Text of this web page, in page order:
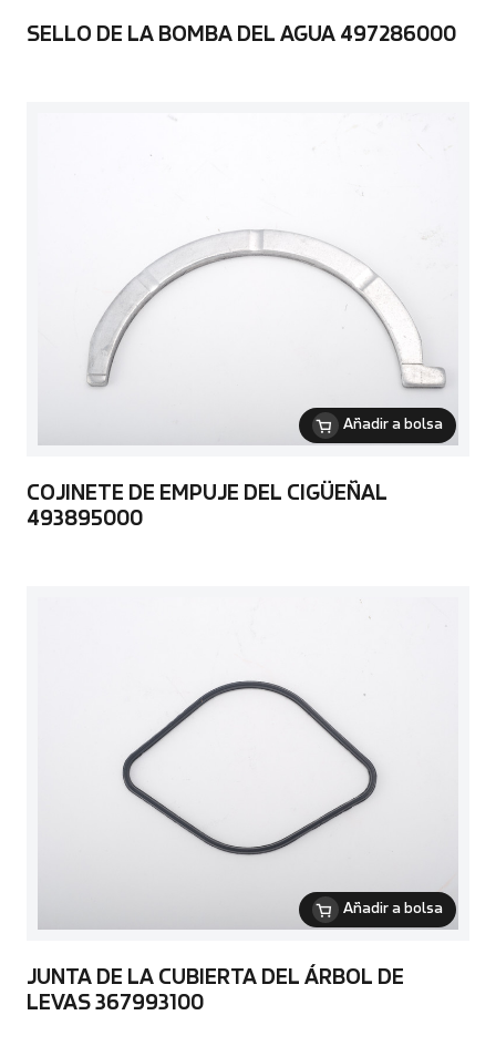
SELLO DE LA BOMBA DEL AGUA 497286000
Añadir a bolsa
COJINETE DE EMPUJE DEL CIGÜEÑAL
493895000
Añadir a bolsa
JUNTA DE LA CUBIERTA DEL ÁRBOL DE
LEVAS 367993100